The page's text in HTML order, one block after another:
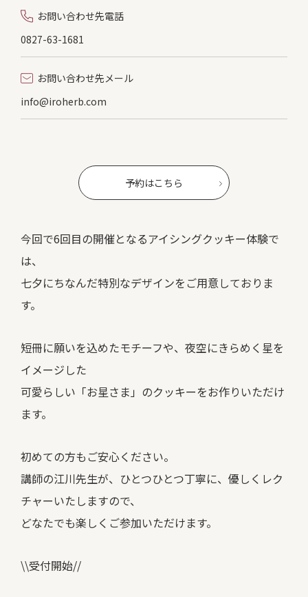
お問い合わせ先電話
0827-63-1681
お問い合わせ先メール
info@iroherb.com
予約はこちら
今回で6回目の開催となるアイシングクッキー体験で
は、
七夕にちなんだ特別なデザインをご用意しておりま
す。
短冊に願いを込めたモチーフや、夜空にきらめく星を
イメージした
可愛らしい「お星さま」のクッキーをお作りいただけ
ます。
初めての方もご安心ください。
講師の江川先生が、ひとつひとつ丁寧に、優しくレク
チャーいたしますので、
どなたでも楽しくご参加いただけます。
\\受付開始//